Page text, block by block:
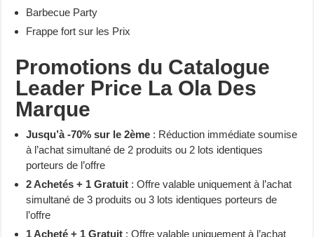
Barbecue Party
Frappe fort sur les Prix
Promotions du Catalogue
Leader Price La Ola Des
Marque
Jusqu’à -70% sur le 2ème : Réduction immédiate soumise
à l’achat simultané de 2 produits ou 2 lots identiques
porteurs de l’offre
2 Achetés + 1 Gratuit : Offre valable uniquement à l’achat
simultané de 3 produits ou 3 lots identiques porteurs de
l’offre
1 Acheté + 1 Gratuit : Offre valable uniquement à l’achat